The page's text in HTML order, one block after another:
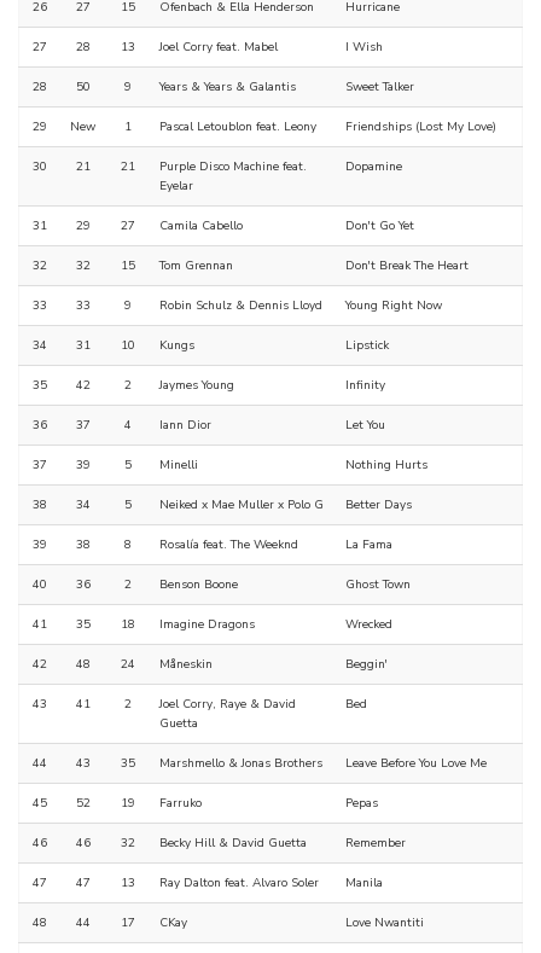
26 27 15 Ofenbach & Ella Henderson Hurricane
27 28 13 Joel Corry feat. Mabel I Wish
28 50 9 Years & Years & Galantis Sweet Talker
29 New 1 Pascal Letoublon feat. Leony Friendships (Lost My Love)
30 21 21
Purple Disco Machine feat.
Eyelar
Dopamine
31 29 27 Camila Cabello Don't Go Yet
32 32 15 Tom Grennan Don't Break The Heart
33 33 9 Robin Schulz & Dennis Lloyd Young Right Now
34 31 10 Kungs Lipstick
35 42 2 Jaymes Young Infinity
36 37 4 Iann Dior Let You
37 39 5 Minelli Nothing Hurts
38 34 5 Neiked x Mae Muller x Polo G Better Days
39 38 8 Rosalía feat. The Weeknd La Fama
40 36 2 Benson Boone Ghost Town
41 35 18 Imagine Dragons Wrecked
42 48 24 Måneskin Beggin'
43 41 2
Joel Corry, Raye & David
Guetta
Bed
44 43 35 Marshmello & Jonas Brothers Leave Before You Love Me
45 52 19 Farruko Pepas
46 46 32 Becky Hill & David Guetta Remember
47 47 13 Ray Dalton feat. Alvaro Soler Manila
48 44 17 CKay Love Nwantiti